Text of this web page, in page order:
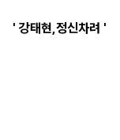
' 강태현,정신차려 '